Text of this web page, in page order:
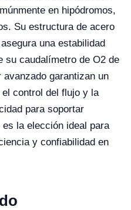
en hipódromos,
Su estructura de acero
una estabilidad
su caudalímetro de O2 de
garantizan un
control del flujo y la
para soportar
la elección ideal para
y confiabilidad en